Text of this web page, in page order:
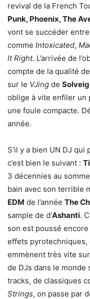
revival de la French
Punk, Phoenix, The
vont se succéder
comme Intoxicated,
It Right. L’arrivée de
compte de la qualité
sur le VJing de Solveig
oblige à vite enfiler un
une foule compacte.
année.
S’il y a bien UN DJ
c’est bien le suivant :
3 décennies au
bain avec son terrible
EDM de l’année The
sample de d’Ashanti.
son est poussé
effets pyrotechniques,
emmènent très vite
de DJs dans le monde
tracks, de classiques
Strings, on passe par